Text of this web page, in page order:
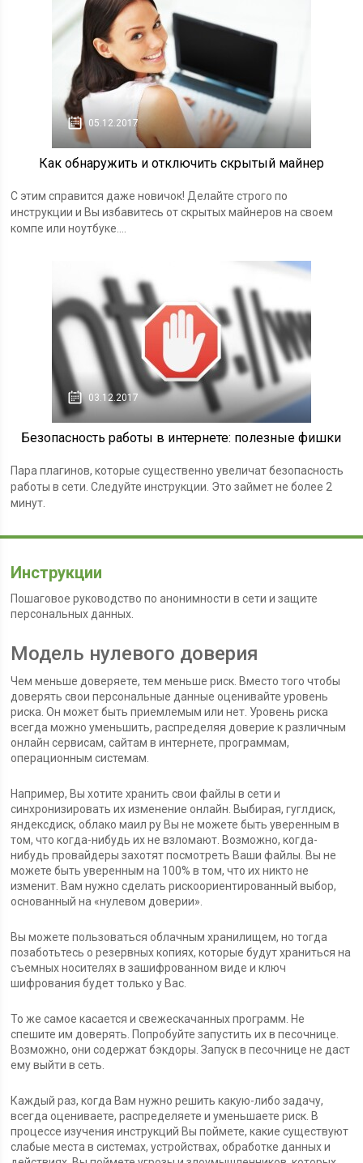
05.12.2017
Как обнаружить и отключить скрытый майнер
С этим справится даже новичок! Делайте строго по
инструкции и Вы избавитесь от скрытых майнеров на своем
компе или ноутбуке....
03.12.2017
Безопасность работы в интернете: полезные фишки
Пара плагинов, которые существенно увеличат безопасность
работы в сети. Следуйте инструкции. Это займет не более 2
минут.
Инструкции
Пошаговое руководство по анонимности в сети и защите
персональных данных.
Модель нулевого доверия
Чем меньше доверяете, тем меньше риск. Вместо того чтобы
доверять свои персональные данные оценивайте уровень
риска. Он может быть приемлемым или нет. Уровень риска
всегда можно уменьшить, распределяя доверие к различным
онлайн сервисам, сайтам в интернете, программам,
операционным системам.
Например, Вы хотите хранить свои файлы в сети и
синхронизировать их изменение онлайн. Выбирая, гуглдиск,
яндексдиск, облако маил ру Вы не можете быть уверенным в
том, что когда-нибудь их не взломают. Возможно, когда-
нибудь провайдеры захотят посмотреть Ваши файлы. Вы не
можете быть уверенным на 100% в том, что их никто не
изменит. Вам нужно сделать рискоориентированный выбор,
основанный на «нулевом доверии».
Вы можете пользоваться облачным хранилищем, но тогда
позаботьтесь о резервных копиях, которые будут храниться на
съемных носителях в зашифрованном виде и ключ
шифрования будет только у Вас.
То же самое касается и свежескачанных программ. Не
спешите им доверять. Попробуйте запустить их в песочнице.
Возможно, они содержат бэкдоры. Запуск в песочнице не даст
ему выйти в сеть.
Каждый раз, когда Вам нужно решить какую-либо задачу,
всегда оцениваете, распределяете и уменьшаете риск. В
процессе изучения инструкций Вы поймете, какие существуют
слабые места в системах, устройствах, обработке данных и